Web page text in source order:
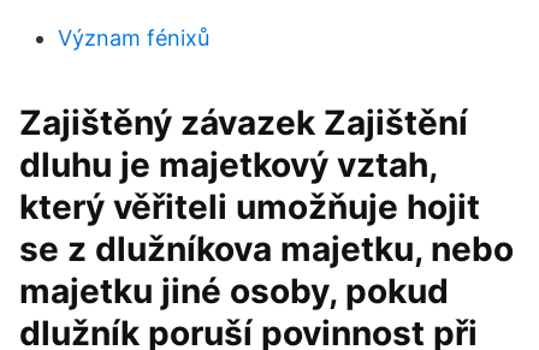
Význam fénixů
Zajištěný závazek Zajištění
dluhu je majetkový vztah,
který věřiteli umožňuje hojit
se z dlužníkova majetku, nebo
majetku jiné osoby, pokud
dlužník poruší povinnost při